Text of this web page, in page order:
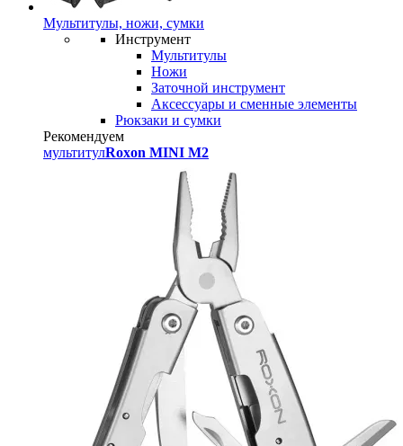
Мультитулы, ножи, сумки
Инструмент
Мультитулы
Ножи
Заточной инструмент
Аксессуары и сменные элементы
Рюкзаки и сумки
Рекомендуем
мультитулRoxon MINI M2